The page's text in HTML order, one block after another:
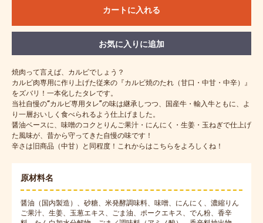
カートに入れる
お気に入りに追加
焼肉って言えば、カルビでしょう？
カルビ肉専用に作り上げた従来の『カルビ焼のたれ（甘口・中甘・中辛）』
をズバリ！一本化したタレです。
当社自慢の“カルビ専用タレ”の味は継承しつつ、国産牛・輸入牛ともに、よ
り一層おいしく食べられるよう仕上げました。
醤油ベースに、味噌のコクとりんご果汁・にんにく・生姜・玉ねぎで仕上げ
た風味が、昔から守ってきた自慢の味です！
辛さは旧商品（中甘）と同程度！これからはこちらをよろしくね！
原材料名
醤油（国内製造）、砂糖、米発酵調味料、味噌、にんにく、濃縮りん
ご果汁、生姜、玉葱エキス、ごま油、ポークエキス、でん粉、香辛